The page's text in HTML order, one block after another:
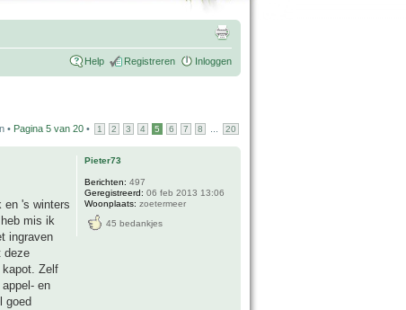
Help Registreren Inloggen
• Pagina 5 van 20 • 1 2 3 4 5 6 7 8 20
en 's winters
mis ik
ingraven
deze
Zelf
en
goed
Pieter73
Berichten: 497
Geregistreerd: 06 feb 2013 13:06
Woonplaats: zoetermeer
45 bedankjes